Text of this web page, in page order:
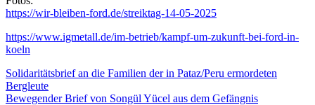
https://wir-bleiben-ford.de/streiktag-14-05-2025
https://www.igmetall.de/im-betrieb/kampf-um-zukunft-bei-ford-in-
koeln
Beitragsnavigation
Solidaritätsbrief an die Familien der in Pataz/Peru ermordeten
Bergleute
Bewegender Brief von Songül Yücel aus dem Gefängnis